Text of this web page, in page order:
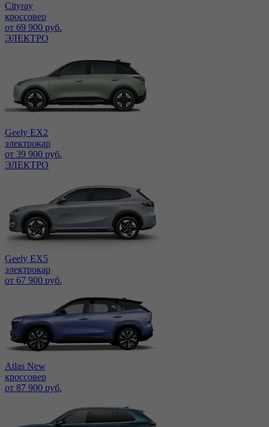
Cityray
кроссовер
от 69 900 руб.
ЭЛЕКТРО
Geely EX2
электрокар
от 39 900 руб.
ЭЛЕКТРО
Geely EX5
электрокар
от 67 900 руб.
Atlas New
кроссовер
от 87 900 руб.